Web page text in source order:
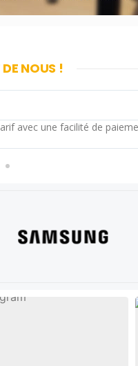
DE NOUS !
avec une facilité de